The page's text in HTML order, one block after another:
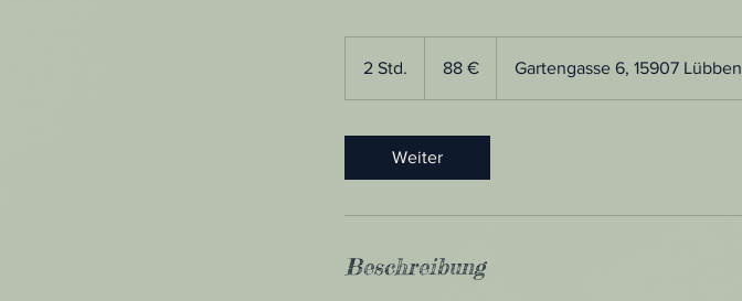
2 Std. 88 € Gartengasse 6, 15907 Lübben
Weiter
Beschreibung